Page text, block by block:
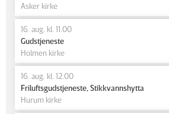
Asker kirke
16. aug. kl. 11.00
Gudstjeneste
Holmen kirke
16. aug. kl. 12.00
Friluftsgudstjeneste, Stikkvannshytta
Hurum kirke